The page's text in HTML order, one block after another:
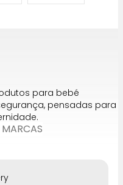
para bebé
pensadas para